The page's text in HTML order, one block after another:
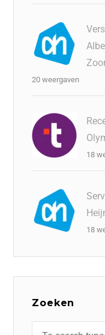
20 weergaven
18
18
Zoeken